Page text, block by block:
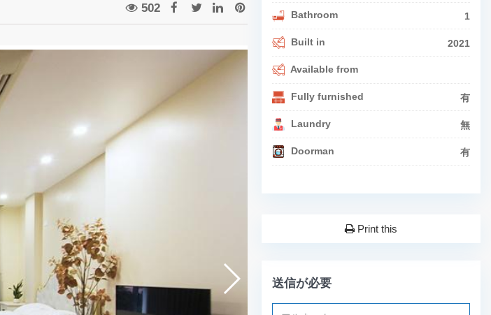
502
Bathroom 1
Built in 2021
Available from
Fully furnished 有
Laundry 無
Doorman 有
Print this
送信が必要